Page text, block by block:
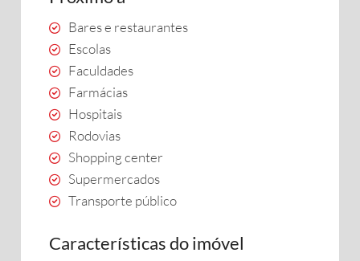
Bares e restaurantes
Escolas
Faculdades
Farmácias
Hospitais
Rodovias
Shopping center
Supermercados
Transporte público
Características do imóvel